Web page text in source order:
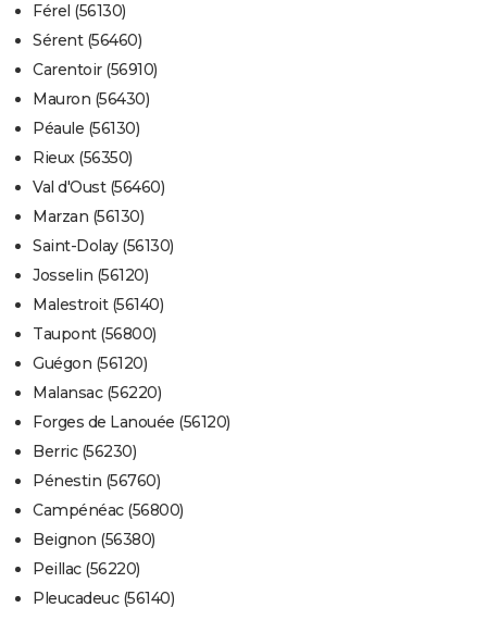
Férel (56130)
Sérent (56460)
Carentoir (56910)
Mauron (56430)
Péaule (56130)
Rieux (56350)
Val d'Oust (56460)
Marzan (56130)
Saint-Dolay (56130)
Josselin (56120)
Malestroit (56140)
Taupont (56800)
Guégon (56120)
Malansac (56220)
Forges de Lanouée (56120)
Berric (56230)
Pénestin (56760)
Campénéac (56800)
Beignon (56380)
Peillac (56220)
Pleucadeuc (56140)